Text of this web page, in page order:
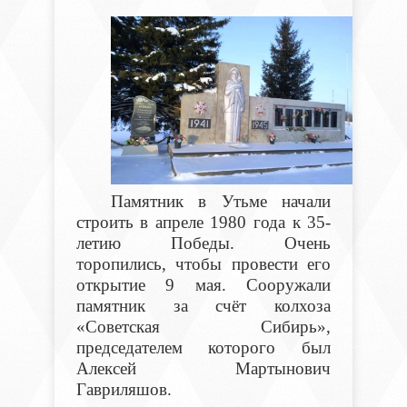
Памятник в Утьме начали
строить в апреле 1980 года к 35-
летию Победы. Очень
торопились, чтобы провести его
открытие 9 мая. Сооружали
памятник за счёт колхоза
«Советская Сибирь»,
председателем которого был
Алексей Мартынович
Гавриляшов.